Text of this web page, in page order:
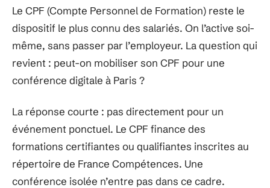
Le CPF (Compte Personnel de Formation) reste le
dispositif le plus connu des salariés. On l’active soi-
même, sans passer par l’employeur. La question qui
revient : peut-on mobiliser son CPF pour une
conférence digitale à Paris ?
La réponse courte : pas directement pour un
événement ponctuel. Le CPF finance des
formations certifiantes ou qualifiantes inscrites au
répertoire de France Compétences. Une
conférence isolée n’entre pas dans ce cadre.